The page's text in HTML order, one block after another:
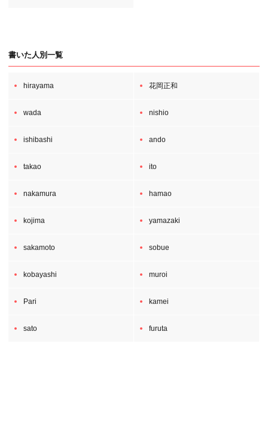
書いた人別一覧
hirayama 花岡正和
wada nishio
ishibashi ando
takao ito
nakamura hamao
kojima yamazaki
sakamoto sobue
kobayashi muroi
Pari kamei
sato furuta